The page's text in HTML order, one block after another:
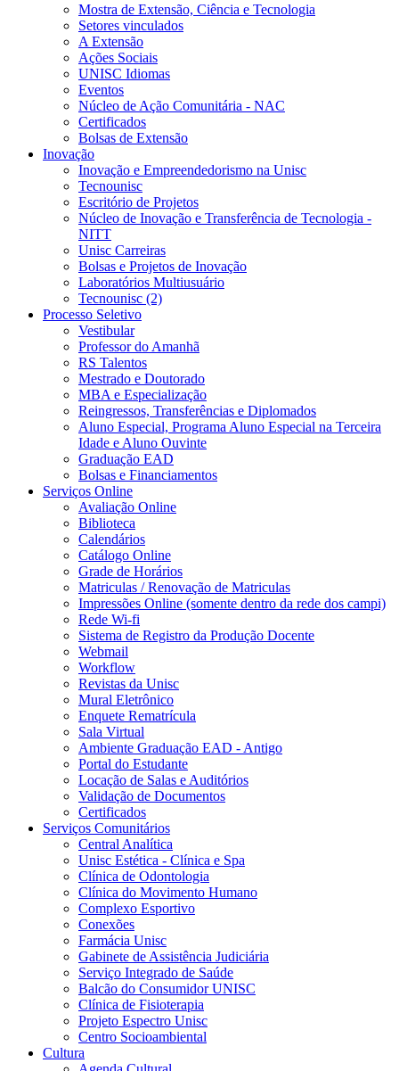
Mostra de Extensão, Ciência e Tecnologia
Setores vinculados
A Extensão
Ações Sociais
UNISC Idiomas
Eventos
Núcleo de Ação Comunitária - NAC
Certificados
Bolsas de Extensão
Inovação
Inovação e Empreendedorismo na Unisc
Tecnounisc
Escritório de Projetos
Núcleo de Inovação e Transferência de Tecnologia -
NITT
Unisc Carreiras
Bolsas e Projetos de Inovação
Laboratórios Multiusuário
Tecnounisc (2)
Processo Seletivo
Vestibular
Professor do Amanhã
RS Talentos
Mestrado e Doutorado
MBA e Especialização
Reingressos, Transferências e Diplomados
Aluno Especial, Programa Aluno Especial na Terceira
Idade e Aluno Ouvinte
Graduação EAD
Bolsas e Financiamentos
Serviços Online
Avaliação Online
Biblioteca
Calendários
Catálogo Online
Grade de Horários
Matriculas / Renovação de Matriculas
Impressões Online (somente dentro da rede dos campi)
Rede Wi-fi
Sistema de Registro da Produção Docente
Webmail
Workflow
Revistas da Unisc
Mural Eletrônico
Enquete Rematrícula
Sala Virtual
Ambiente Graduação EAD - Antigo
Portal do Estudante
Locação de Salas e Auditórios
Validação de Documentos
Certificados
Serviços Comunitários
Central Analítica
Unisc Estética - Clínica e Spa
Clínica de Odontologia
Clínica do Movimento Humano
Complexo Esportivo
Conexões
Farmácia Unisc
Gabinete de Assistência Judiciária
Serviço Integrado de Saúde
Balcão do Consumidor UNISC
Clínica de Fisioterapia
Projeto Espectro Unisc
Centro Socioambiental
Cultura